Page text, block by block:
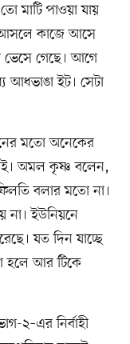
মাটি পাওয়া যায়
আসলে কাজে আসে
ভেসে গেছে। আগে
আধভাঙা ইট। সেটা
মতো অনেকের
অমল কৃষ্ণ বলেন,
বলার মতো না।
না। ইউনিয়নে
যত দিন যাচ্ছে
হলে আর টিকে
২–এর নির্বাহী